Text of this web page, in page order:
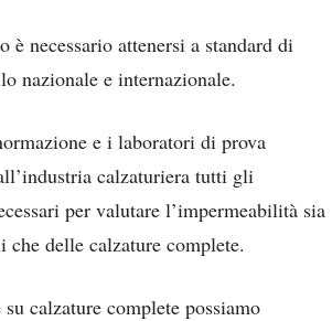
necessario attenersi a standard di
nazionale e internazionale.
e i laboratori di prova
calzaturiera tutti gli
per valutare l’impermeabilità sia
che delle calzature complete.
su calzature complete possiamo